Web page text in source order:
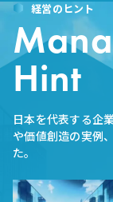
経営のヒント
Hint
日本を代表する企
や価値創造の実例
た。